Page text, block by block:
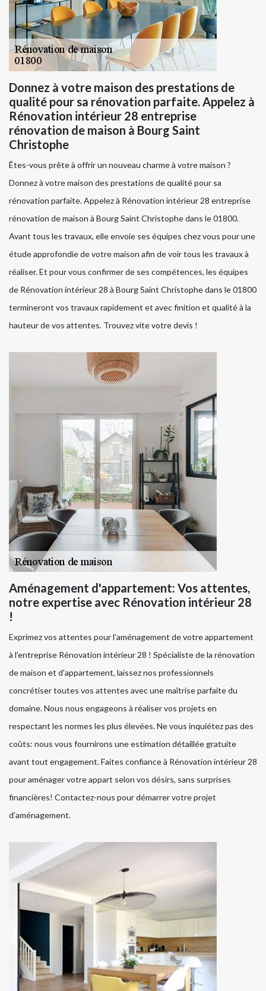
Donnez à votre maison des prestations de
qualité pour sa rénovation parfaite. Appelez à
Rénovation intérieur 28 entreprise
rénovation de maison à Bourg Saint
Christophe
Êtes-vous prête à offrir un nouveau charme à votre maison ?
Donnez à votre maison des prestations de qualité pour sa
rénovation parfaite. Appelez à Rénovation intérieur 28 entreprise
rénovation de maison à Bourg Saint Christophe dans le 01800.
Avant tous les travaux, elle envoie ses équipes chez vous pour une
étude approfondie de votre maison afin de voir tous les travaux à
réaliser. Et pour vous confirmer de ses compétences, les équipes
de Rénovation intérieur 28 à Bourg Saint Christophe dans le 01800
termineront vos travaux rapidement et avec finition et qualité à la
hauteur de vos attentes. Trouvez vite votre devis !
Aménagement d'appartement: Vos attentes,
notre expertise avec Rénovation intérieur 28
!
Exprimez vos attentes pour l'aménagement de votre appartement
à l'entreprise Rénovation intérieur 28 ! Spécialiste de la rénovation
de maison et d'appartement, laissez nos professionnels
concrétiser toutes vos attentes avec une maîtrise parfaite du
domaine. Nous nous engageons à réaliser vos projets en
respectant les normes les plus élevées. Ne vous inquiétez pas des
coûts: nous vous fournirons une estimation détaillée gratuite
avant tout engagement. Faites confiance à Rénovation intérieur 28
pour aménager votre appart selon vos désirs, sans surprises
financières! Contactez-nous pour démarrer votre projet
d’aménagement.